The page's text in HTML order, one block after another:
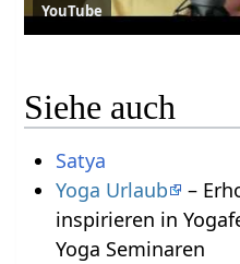
YouTube
Siehe auch
Satya
Yoga Urlaub
–
inspirieren in
Yoga Seminaren